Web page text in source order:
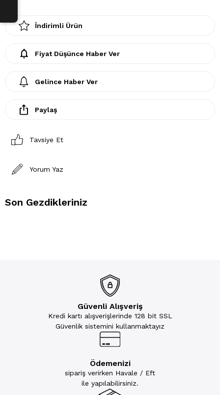
İndirimli Ürün
Fiyat Düşünce Haber Ver
Gelince Haber Ver
Paylaş
Tavsiye Et
Yorum Yaz
Son Gezdikleriniz
Güvenli Alışveriş
Kredi kartı alışverişlerinde 128 bit SSL
Güvenlik sistemini kullanmaktayız
Ödemenizi
sipariş verirken Havale / Eft
ile yapılabilirsiniz.